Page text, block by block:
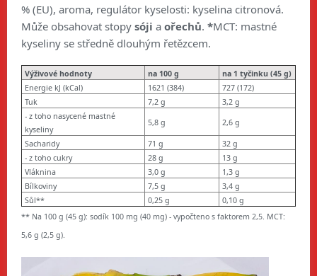
% (EU), aroma, regulátor kyselosti: kyselina citronová.
Může obsahovat stopy sóji a ořechů. *MCT: mastné
kyseliny se středně dlouhým řetězcem.
Výživové hodnoty na 100 g
na 1 tyčinku (45 g)
Energie kJ (kCal)
1621 (384)
727 (172)
Tuk
7,2 g
3,2 g
- z toho nasycené mastné
kyseliny
5,8 g 2,6 g
Sacharidy 71 g
32 g
- z toho cukry
28 g
13 g
Vláknina
3,0 g
1,3 g
Bílkoviny
7,5 g
3,4 g
Sůl**
0,25 g
0,10 g
** Na 100 g (45 g): sodík 100 mg (40 mg) - vypočteno s faktorem 2,5. MCT:
5,6 g (2,5 g).